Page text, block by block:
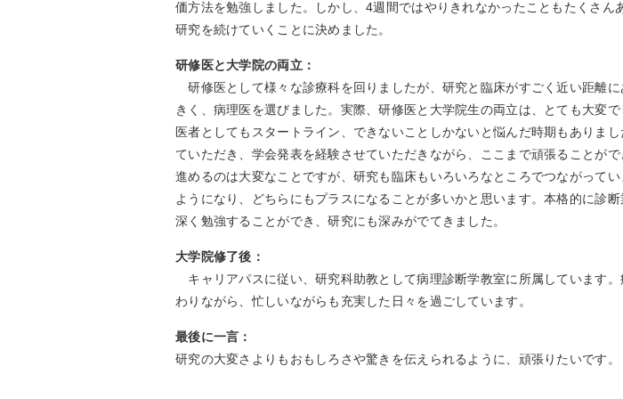
価方法を勉強しました。しかし、4週間ではやりきれなかったこともたくさん
研究を続けていくことに決めました。
研修医と大学院の両立：
研修医として様々な診療科を回りましたが、研究と臨床がすごく近い距離
きく、病理医を選びました。実際、研修医と大学院生の両立は、とても大変で
医者としてもスタートライン、できないことしかないと悩んだ時期もありま
ていただき、学会発表を経験させていただきながら、ここまで頑張ることが
進めるのは大変なことですが、研究も臨床もいろいろなところでつながって
ようになり、どちらにもプラスになることが多いかと思います。本格的に診
深く勉強することができ、研究にも深みがでてきました。
大学院修了後：
キャリアパスに従い、研究科助教として病理診断学教室に所属しています
わりながら、忙しいながらも充実した日々を過ごしています。
最後に一言：
研究の大変さよりもおもしろさや驚きを伝えられるように、頑張りたいです。